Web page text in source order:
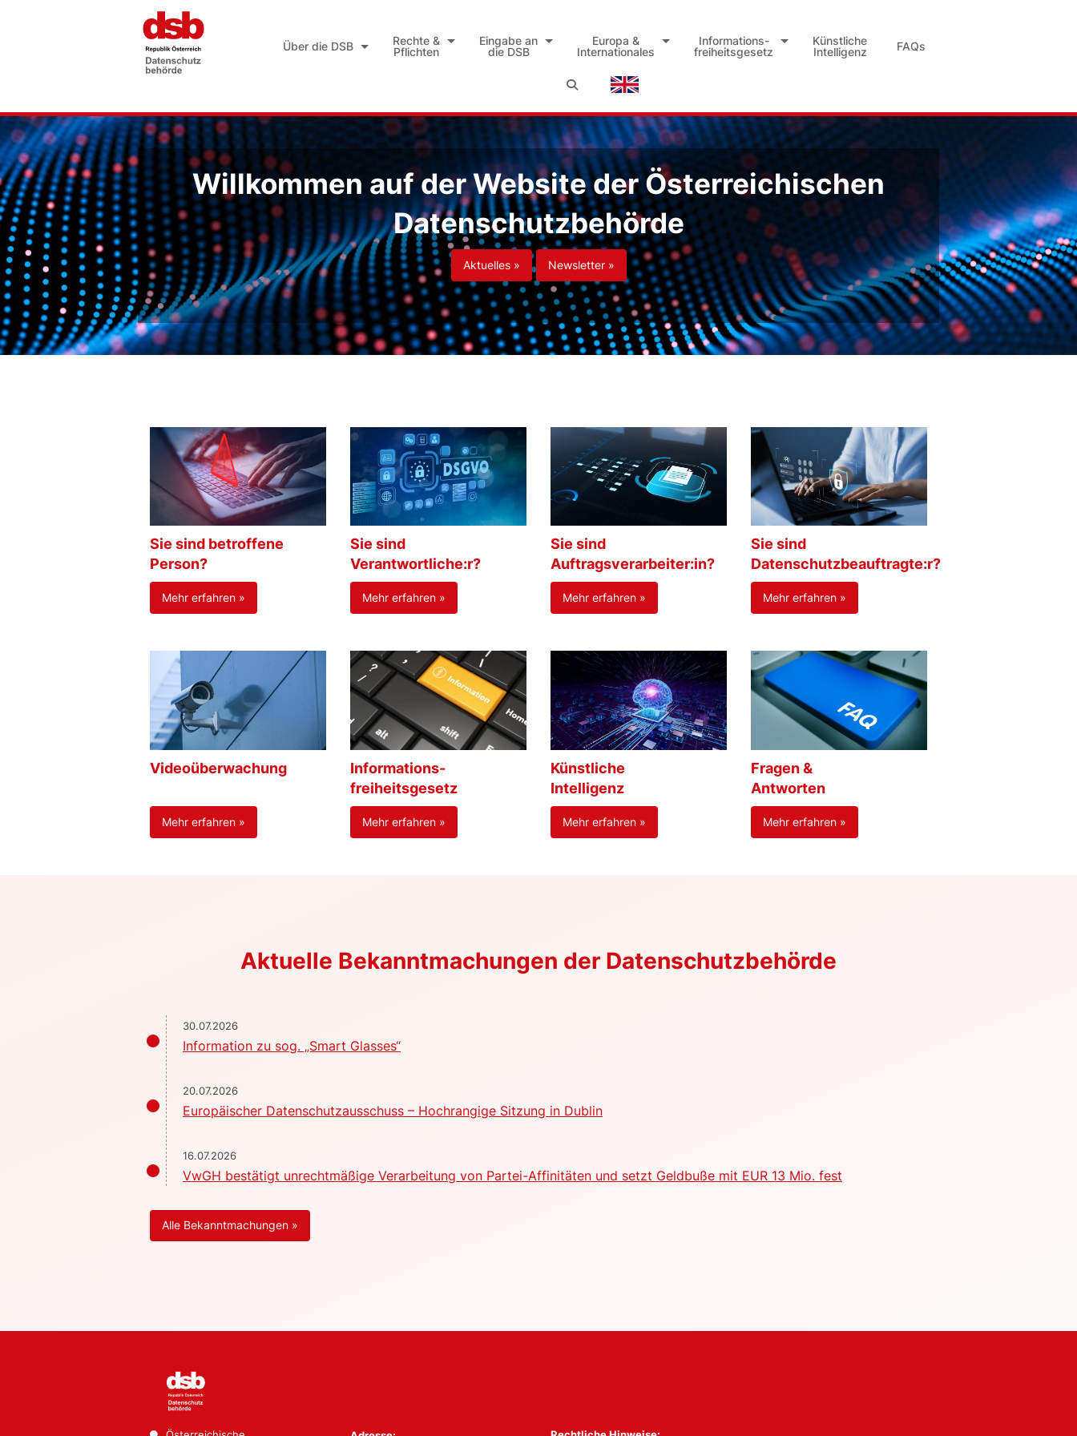
Über die DSB
Rechte &
Pflichten
Eingabe an
die DSB
Europa &
Internationales
Informations-
freiheitsgesetz
Künstliche
Intelligenz
FAQs
Willkommen auf der Website der Österreichischen
Datenschutzbehörde
Aktuelles » Newsletter »
Sie sind betroffene
Person?
Mehr erfahren »
Sie sind
Verantwortliche:r?
Mehr erfahren »
Sie sind
Auftragsverarbeiter:in?
Mehr erfahren »
Sie sind
Datenschutzbeauftragte:r?
Mehr erfahren »
Videoüberwachung
Mehr erfahren »
Informations-
freiheitsgesetz
Mehr erfahren »
Künstliche
Intelligenz
Mehr erfahren »
Fragen &
Antworten
Mehr erfahren »
Aktuelle Bekanntmachungen der Datenschutzbehörde
30.07.2026
Information zu sog. „Smart Glasses“
20.07.2026
Europäischer Datenschutzausschuss – Hochrangige Sitzung in Dublin
16.07.2026
VwGH bestätigt unrechtmäßige Verarbeitung von Partei-Affinitäten und setzt Geldbuße mit EUR 13 Mio. fest
Alle Bekanntmachungen »